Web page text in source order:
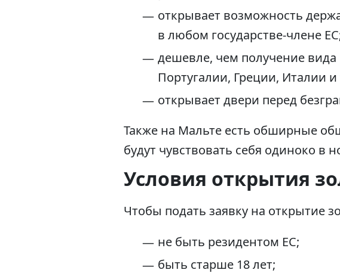
открывает возможность
в любом государстве-члене
дешевле, чем получение вида
Португалии, Греции, Италии и
открывает двери перед
Также на Мальте есть обширные
будут чувствовать себя одиноко в
Условия открытия
Чтобы подать заявку на открытие
не быть резидентом ЕС;
быть старше 18 лет;